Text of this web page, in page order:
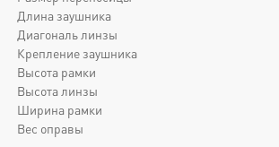
Длина заушника
Диагональ линзы
Крепление заушника
Высота рамки
Высота линзы
Ширина рамки
Вес оправы